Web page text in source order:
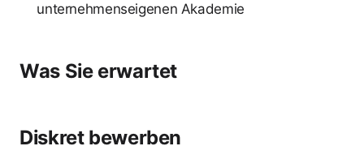
unternehmenseigenen Akademie
Was Sie erwartet
Diskret bewerben